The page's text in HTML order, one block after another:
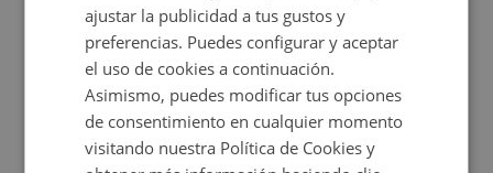
DECO VIRTUAL
ajustar la publicidad a tus gustos y
preferencias. Puedes configurar y aceptar
el uso de cookies a continuación.
Asimismo, puedes modificar tus opciones
de consentimiento en cualquier momento
visitando nuestra Política de Cookies y